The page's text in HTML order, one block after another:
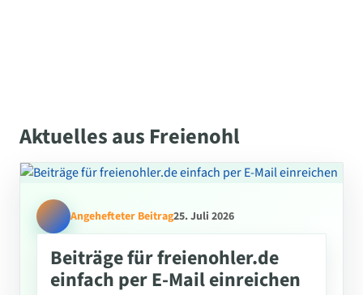
Aktuelles aus Freienohl
Angehefteter Beitrag25. Juli 2026
Beiträge für freienohler.de
einfach per E-Mail einreichen